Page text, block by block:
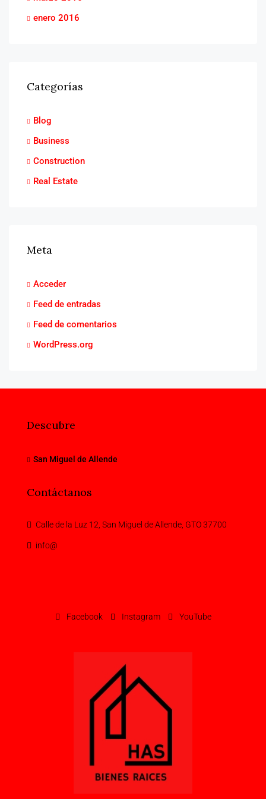
enero 2016
Categorías
Blog
Business
Construction
Real Estate
Meta
Acceder
Feed de entradas
Feed de comentarios
WordPress.org
Descubre
San Miguel de Allende
Contáctanos
Calle de la Luz 12, San Miguel de Allende, GTO 37700
info@
Facebook Instagram YouTube